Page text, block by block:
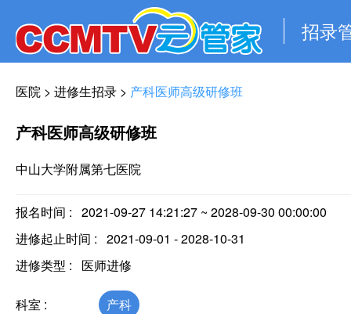
招录
医院 > 进修生招录 > 产科医师高级研修班
产科医师高级研修班
中山大学附属第七医院
报名时间 : 2021-09-27 14:21:27 ~ 2028-09-30 00:00:00
进修起止时间 : 2021-09-01 - 2028-10-31
进修类型 : 医师进修
科室 : 产科